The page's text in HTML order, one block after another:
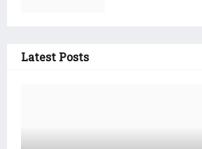
Latest Posts